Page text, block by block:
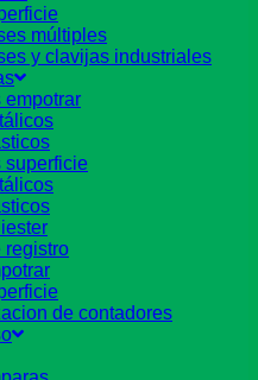
múltiples
y clavijas industriales
empotrar
superficie
registro
de contadores